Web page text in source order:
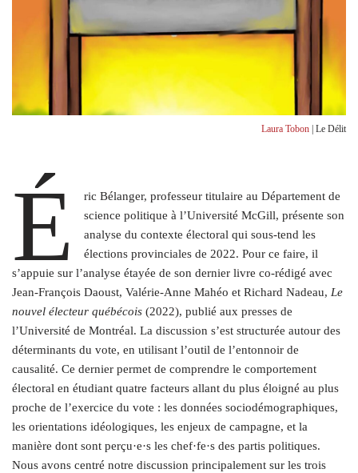
Laura Tobon | Le Délit
É
ric Bélanger, professeur titulaire au Département de
science politique à l’Université McGill, présente son
analyse du contexte électoral qui sous-tend les
élections provinciales de 2022. Pour ce faire, il
s’appuie sur l’analyse étayée de son dernier livre co-rédigé avec
Jean-François Daoust, Valérie-Anne Mahéo et Richard Nadeau, Le
nouvel électeur québécois (2022), publié aux presses de
l’Université de Montréal. La discussion s’est structurée autour des
déterminants du vote, en utilisant l’outil de l’entonnoir de
causalité. Ce dernier permet de comprendre le comportement
électoral en étudiant quatre facteurs allant du plus éloigné au plus
proche de l’exercice du vote : les données sociodémographiques,
les orientations idéologiques, les enjeux de campagne, et la
manière dont sont perçu·e·s les chef·fe·s des partis politiques.
Nous avons centré notre discussion principalement sur les trois